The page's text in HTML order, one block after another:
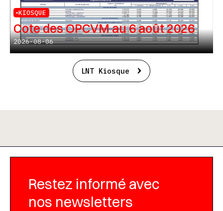
KIOSQUE
Cote des OPCVM au 6 août 2026
2026-08-06
LNT Kiosque
Restez informé avec
nos newsletters